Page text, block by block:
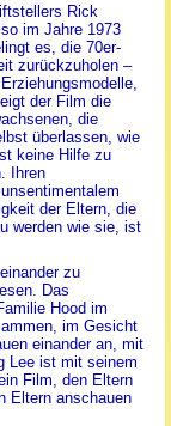
Rick
im Jahre 1973
es, die 70er-
zurückzuholen –
der Film die
die
überlassen, wie
keine Hilfe zu
Ihren
der Eltern, die
werden wie sie, ist
zu
Das
Hood im
im Gesicht
einander an, mit
Lee ist mit seinem
Film, den Eltern
Eltern anschauen